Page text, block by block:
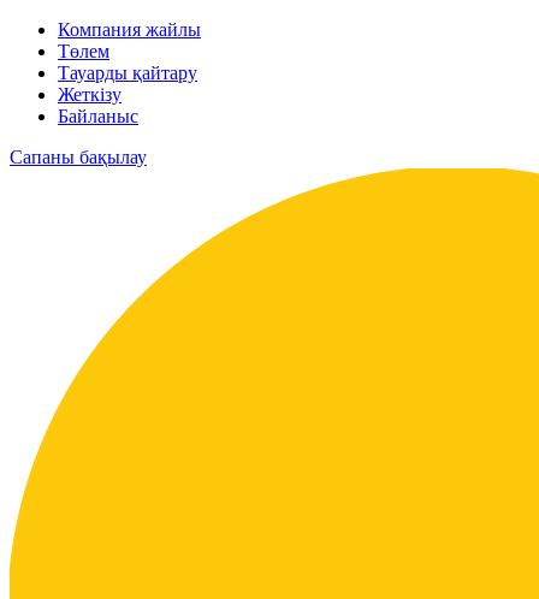
Компания жайлы
Төлем
Тауарды қайтару
Жеткізу
Байланыс
Сапаны бақылау